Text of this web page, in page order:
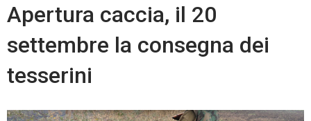
Apertura caccia, il 20
settembre la consegna dei
tesserini